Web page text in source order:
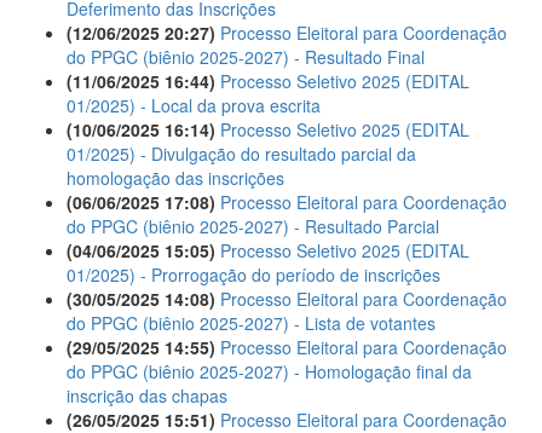
Deferimento das Inscrições
(12/06/2025 20:27) Processo Eleitoral para Coordenação
do PPGC (biênio 2025-2027) - Resultado Final
(11/06/2025 16:44) Processo Seletivo 2025 (EDITAL
01/2025) - Local da prova escrita
(10/06/2025 16:14) Processo Seletivo 2025 (EDITAL
01/2025) - Divulgação do resultado parcial da
homologação das inscrições
(06/06/2025 17:08) Processo Eleitoral para Coordenação
do PPGC (biênio 2025-2027) - Resultado Parcial
(04/06/2025 15:05) Processo Seletivo 2025 (EDITAL
01/2025) - Prorrogação do período de inscrições
(30/05/2025 14:08) Processo Eleitoral para Coordenação
do PPGC (biênio 2025-2027) - Lista de votantes
(29/05/2025 14:55) Processo Eleitoral para Coordenação
do PPGC (biênio 2025-2027) - Homologação final da
inscrição das chapas
(26/05/2025 15:51) Processo Eleitoral para Coordenação